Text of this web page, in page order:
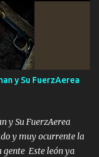
los deberes
tengo gente
7 arreglan
NOS HACE
SIEMPRE FUE UN
SIEMPRE
Es el DOS de
y Su FuerzAerea
y Su FuerzAerea
y muy ocurrente la
gente Este león ya